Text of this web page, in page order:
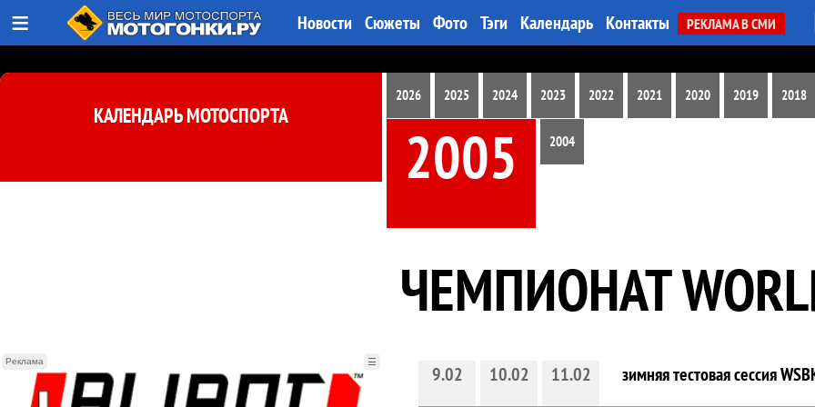
≡ Новости Сюжеты Фото Тэги Календарь Контакты РЕКЛАМА В СМИ
КАЛЕНДАРЬ МОТОСПОРТА
2026 2025 2024 2023 2022 2021 2020 2019 2018
2005 2004
ЧЕМПИОНАТ
Реклама ☰
9.02 10.02 11.02 зимняя тестовая сессия